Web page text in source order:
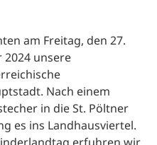
am Freitag, den 27.
2024 unsere
Nach einem
in die St. Pöltner
es ins Landhausviertel.